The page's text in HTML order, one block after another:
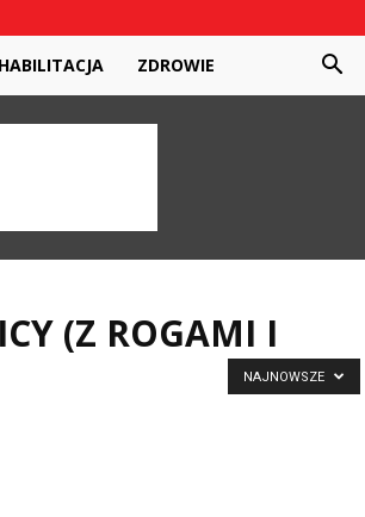
ZDROWIE
(Z ROGAMI I
NAJNOWSZE